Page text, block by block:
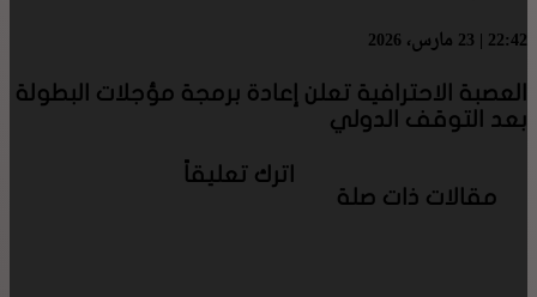
22:42 | 23 مارس، 2026
العصبة الاحترافية تعلن إعادة برمجة مؤجلات البطولة
بعد التوقف الدولي
مقالات ذات صلة
اترك تعليقاً